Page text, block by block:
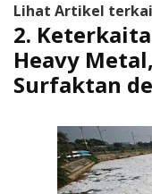
Lihat Artikel
2.
Heavy
Surfaktan